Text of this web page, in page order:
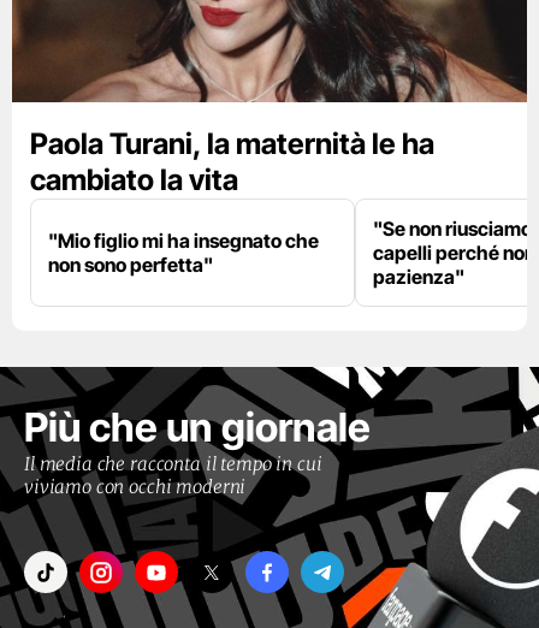
Paola Turani, la maternità le ha
cambiato la vita
"Mio figlio mi ha insegnato che
non sono perfetta"
"Se non riusciamo
capelli perché
pazienza"
Più che un giornale
Il media che racconta il tempo in cui
viviamo con occhi moderni